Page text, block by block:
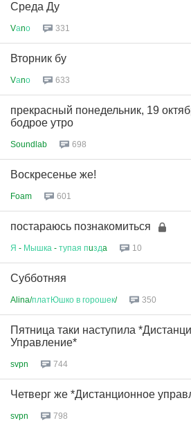
Среда Ду
Vаnо 331
Вторник бу
Vаnо 633
прекрасный понедельник, 19
бодрое утро
Soundlab 698
Воскресенье же!
Foam 601
постараюсь познакомиться
Я - Мышка - тупая пuздa 10
Субботняя
Alina/платЮшко в горошек/ 350
Пятница таки наступила
Управление*
svpn 744
Четверг же *Дистанционное
svpn 798